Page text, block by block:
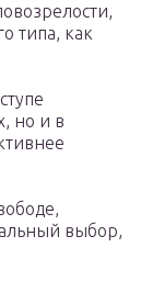
типа, как
но и в
выбор,